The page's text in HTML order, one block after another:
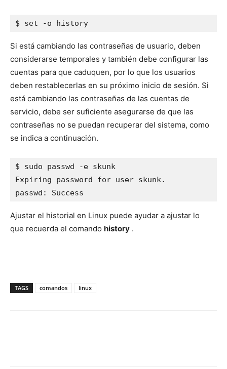
$ set -o history
Si está cambiando las contraseñas de usuario, deben
considerarse temporales y también debe configurar las
cuentas para que caduquen, por lo que los usuarios
deben restablecerlas en su próximo inicio de sesión. Si
está cambiando las contraseñas de las cuentas de
servicio, debe ser suficiente asegurarse de que las
contraseñas no se puedan recuperar del sistema, como
se indica a continuación.
$ sudo passwd -e skunk
Expiring password for user skunk.
passwd: Success
Ajustar el historial en Linux puede ayudar a ajustar lo
que recuerda el comando history .
TAGS comandos linux